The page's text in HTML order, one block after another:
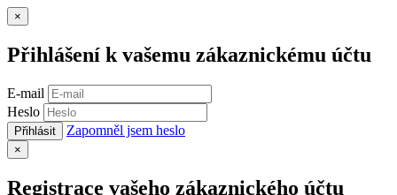
×
Přihlášení k vašemu zákaznickému účtu
E-mail
Heslo
Přihlásit Zapomněl jsem heslo
×
Registrace vašeho zákaznického účtu